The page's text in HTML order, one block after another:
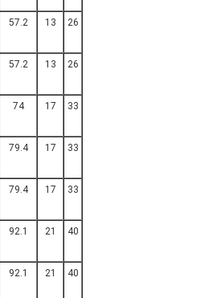
57.2 13 26
57.2 13 26
74 17 33
79.4 17 33
79.4 17 33
92.1 21 40
92.1 21 40